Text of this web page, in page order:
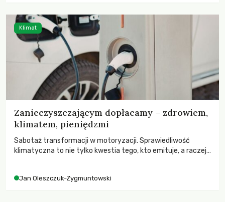
Zanieczyszczającym dopłacamy – zdrowiem,
klimatem, pieniędzmi
Sabotaż transformacji w motoryzacji. Sprawiedliwość
klimatyczna to nie tylko kwestia tego, kto emituje, a raczej
Jan Oleszczuk-Zygmuntowski
Klimat